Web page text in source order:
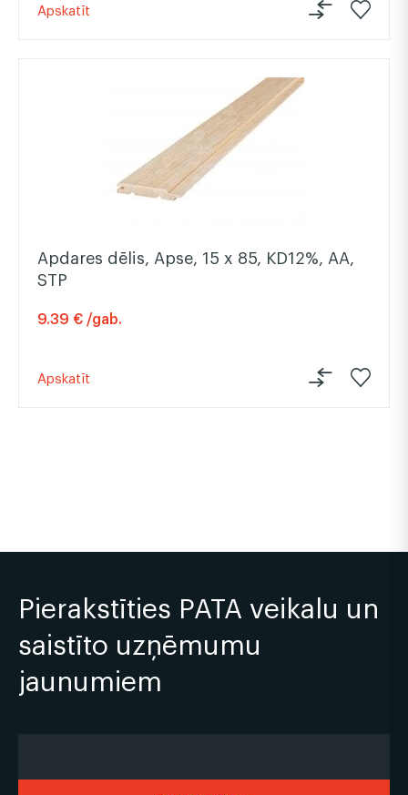
Apskatīt
Apdares dēlis, Apse, 15 x 85, KD12%, AA,
STP
9.39 € /gab.
Apskatīt
Pierakstīties PATA veikalu un
saistīto uzņēmumu
jaunumiem